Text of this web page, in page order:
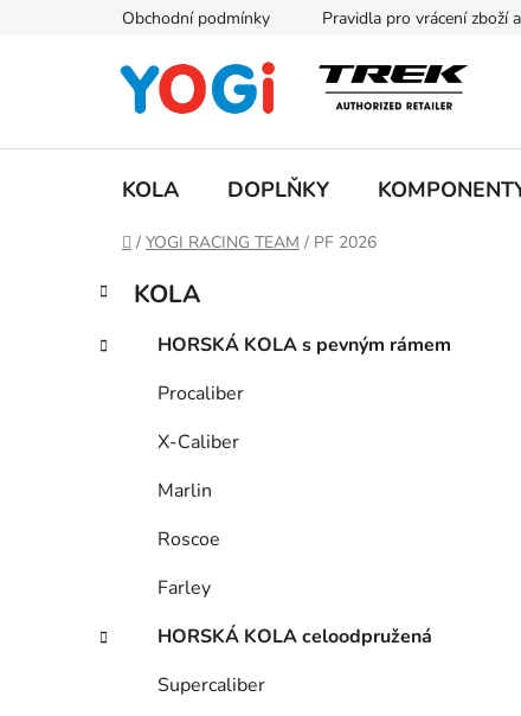
Obchodní podmínky Pravidla pro vrácení zboží
KOLA DOPLŇKY
Domů
/ YOGI RACING TEAM / PF 2026
P
s
e
Přeskočit
kategorie
K
a
e
KOLA
HORSKÁ KOLA s pevným rámem
Procaliber
X-Caliber
Marlin
Roscoe
Farley
HORSKÁ KOLA celoodpružená
Supercaliber